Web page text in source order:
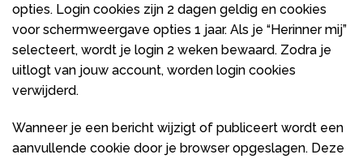
opties. Login cookies zijn 2 dagen geldig en cookies
voor schermweergave opties 1 jaar. Als je “Herinner mij”
selecteert, wordt je login 2 weken bewaard. Zodra je
uitlogt van jouw account, worden login cookies
verwijderd.
Wanneer je een bericht wijzigt of publiceert wordt een
aanvullende cookie door je browser opgeslagen. Deze